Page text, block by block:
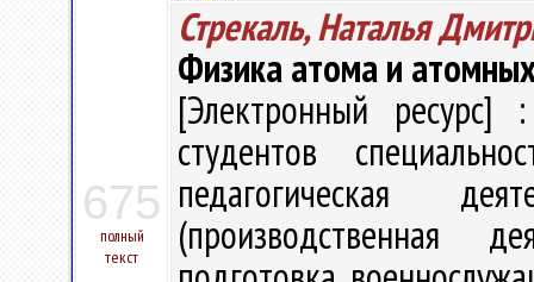
675
полный
текст
Стрекаль, Наталья
Физика атома и
[Электронный ресурс]
студентов
педагогическая
(производственная